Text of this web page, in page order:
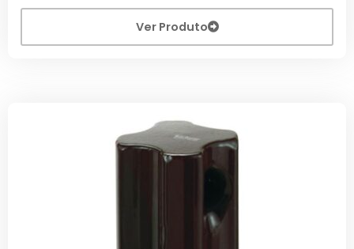
Ver Produto